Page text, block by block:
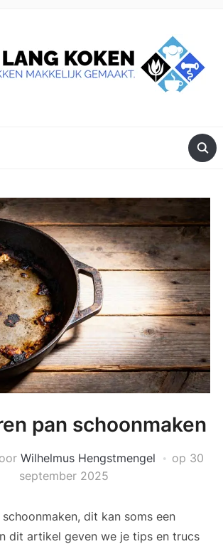
pan schoonmaken
Wilhelmus Hengstmengel op 30
september 2025
dit kan soms een
dit artikel geven we je tips en trucs